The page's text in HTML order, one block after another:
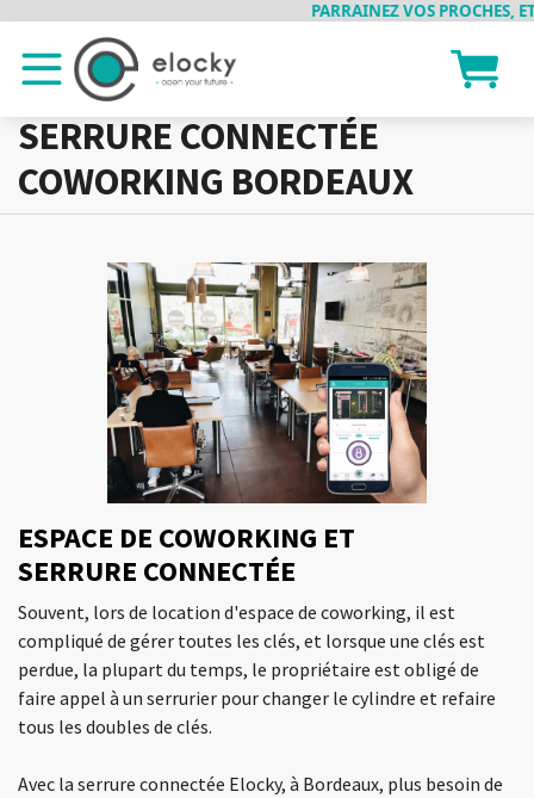
PARRAINEZ VOS PROCHES,
SERRURE CONNECTÉE
COWORKING BORDEAUX
ESPACE DE COWORKING ET
SERRURE CONNECTÉE
Souvent, lors de location d'espace de coworking, il est
compliqué de gérer toutes les clés, et lorsque une clés est
perdue, la plupart du temps, le propriétaire est obligé de
faire appel à un serrurier pour changer le cylindre et refaire
tous les doubles de clés.
Avec la serrure connectée Elocky, à Bordeaux, plus besoin de